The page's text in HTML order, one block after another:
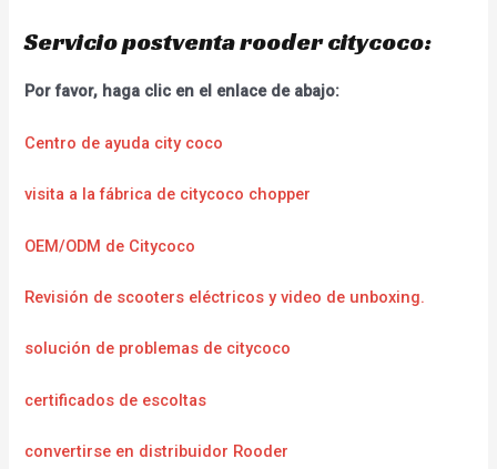
Servicio postventa rooder citycoco:
Por favor, haga clic en el enlace de abajo:
Centro de ayuda city coco
visita a la fábrica de citycoco chopper
OEM/ODM de Citycoco
Revisión de scooters eléctricos y video de unboxing.
solución de problemas de citycoco
certificados de escoltas
convertirse en distribuidor Rooder